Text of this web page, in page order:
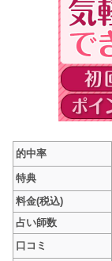
的中率
特典
料金(税込)
占い師数
口コミ